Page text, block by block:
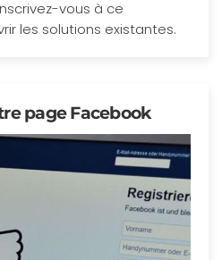
vous à ce
les solutions existantes.
page Facebook